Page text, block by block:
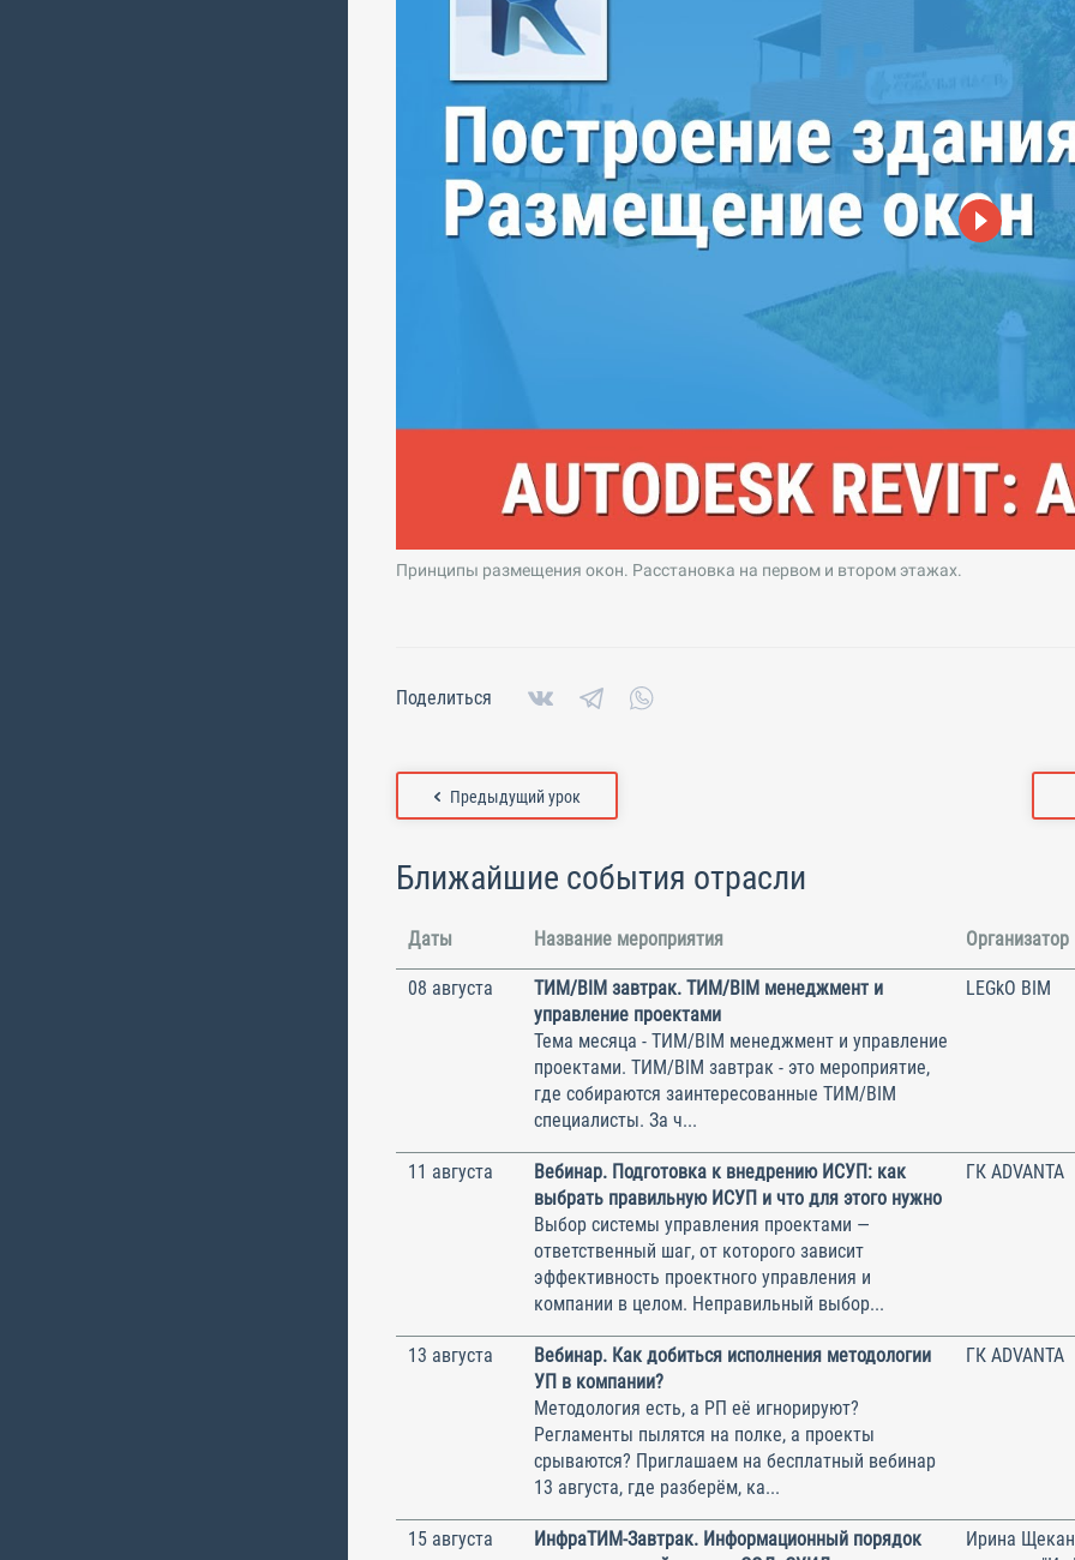
Принципы размещения окон. Расстановка на первом и втором этажах.
Поделиться
Предыдущий урок
Ближайшие события отрасли
Даты Название мероприятия Организатор
08 августа
ТИМ/BIM завтрак. ТИМ/BIM менеджмент и
управление проектами
Тема месяца - ТИМ/BIM менеджмент и управление
проектами. ТИМ/BIM завтрак - это мероприятие,
где собираются заинтересованные ТИМ/BIM
специалисты. За ч...
LEGkO BIM
11 августа
Вебинар. Подготовка к внедрению ИСУП: как
выбрать правильную ИСУП и что для этого нужно
Выбор системы управления проектами —
ответственный шаг, от которого зависит
эффективность проектного управления и
компании в целом. Неправильный выбор...
ГК ADVANTA
13 августа
Вебинар. Как добиться исполнения методологии
УП в компании?
Методология есть, а РП её игнорируют?
Регламенты пылятся на полке, а проекты
срываются? Приглашаем на бесплатный вебинар
13 августа, где разберём, ка...
ГК ADVANTA
15 августа
ИнфраТИМ-Завтрак. Информационный порядок
Ирина